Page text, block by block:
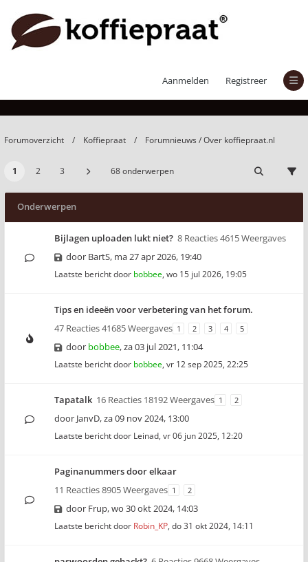
Aanmelden Registreer
Forumnieuws / Over koffiepraat.nl
Forumoverzicht Koffiepraat Forumnieuws / Over koffiepraat.nl
1 2 3 68 onderwerpen
Onderwerpen
Bijlagen uploaden lukt niet? 8 Reacties 4615 Weergaves
door BartS, ma 27 apr 2026, 19:40
Laatste bericht door bobbee, wo 15 jul 2026, 19:05
Tips en ideeën voor verbetering van het forum.
47 Reacties 41685 Weergaves 1 2 3 4 5
door bobbee,za 03 jul 2021, 11:04
Laatste bericht door bobbee, vr 12 sep 2025, 22:25
Tapatalk 16 Reacties 18192 Weergaves 1 2
door JanvD,za 09 nov 2024, 13:00
Laatste bericht door Leinad, vr 06 jun 2025, 12:20
Paginanummers door elkaar
11 Reacties 8905 Weergaves 1 2
door Frup,wo 30 okt 2024, 14:03
Laatste bericht door Robin_KP, do 31 okt 2024, 14:11